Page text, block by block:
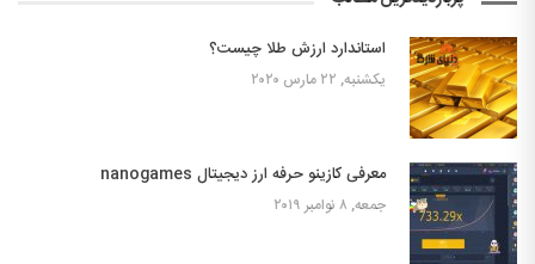
استاندارد ارزش طلا چیست؟
یکشنبه, ۲۲ مارس ۲۰۲۰
معرفی کازینو حرفه ارز دیجیتال nanogames
جمعه, ۸ نوامبر ۲۰۱۹